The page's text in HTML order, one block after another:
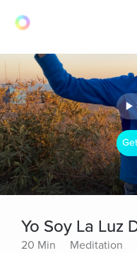
Yo Soy La Luz
20 Min Meditation